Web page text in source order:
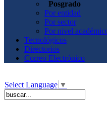
Posgrado
Por entidad
Por sector
Por nivel
Tecnológicos
Directorios
Correo Electrónico
Select Language ▼